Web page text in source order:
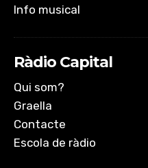
Info musical
Ràdio Capital
Qui som?
Graella
Contacte
Escola de ràdio